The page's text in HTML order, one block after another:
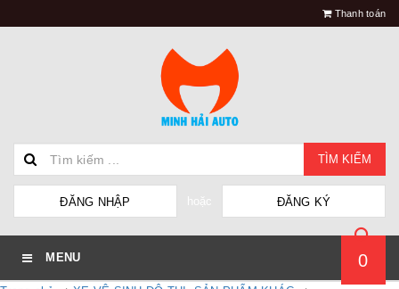
Thanh toán
TÌM KIẾM
ĐĂNG NHẬP hoặc ĐĂNG KÝ
MENU 0